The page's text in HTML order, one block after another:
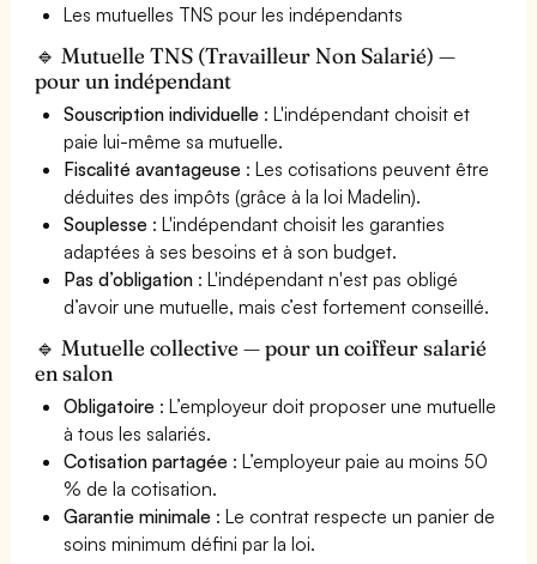
Les mutuelles TNS pour les indépendants
🔹 Mutuelle TNS (Travailleur Non Salarié) —
pour un indépendant
Souscription individuelle : L'indépendant choisit et
paie lui-même sa mutuelle.
Fiscalité avantageuse : Les cotisations peuvent être
déduites des impôts (grâce à la loi Madelin).
Souplesse : L'indépendant choisit les garanties
adaptées à ses besoins et à son budget.
Pas d’obligation : L'indépendant n'est pas obligé
d’avoir une mutuelle, mais c’est fortement conseillé.
🔹 Mutuelle collective — pour un coiffeur salarié
en salon
Obligatoire : L’employeur doit proposer une mutuelle
à tous les salariés.
Cotisation partagée : L’employeur paie au moins 50
% de la cotisation.
Garantie minimale : Le contrat respecte un panier de
soins minimum défini par la loi.